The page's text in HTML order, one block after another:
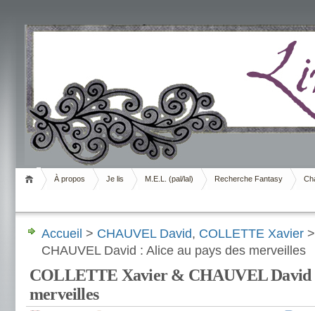
Livrement
À propos Je lis M.E.L. (pal/lal) Recherche Fantasy
Accueil > CHAUVEL David, COLLETTE Xavier
CHAUVEL David : Alice au pays des merveilles
COLLETTE Xavier & CHAUVEL David :
merveilles